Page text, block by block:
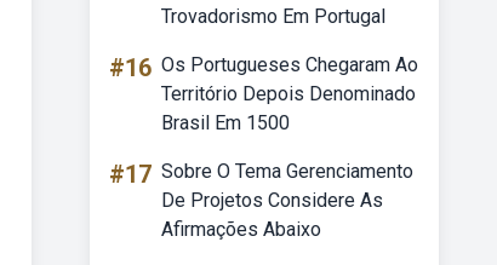
Trovadorismo Em Portugal
#16 Os Portugueses Chegaram Ao
Território Depois Denominado
Brasil Em 1500
#17 Sobre O Tema Gerenciamento
De Projetos Considere As
Afirmações Abaixo